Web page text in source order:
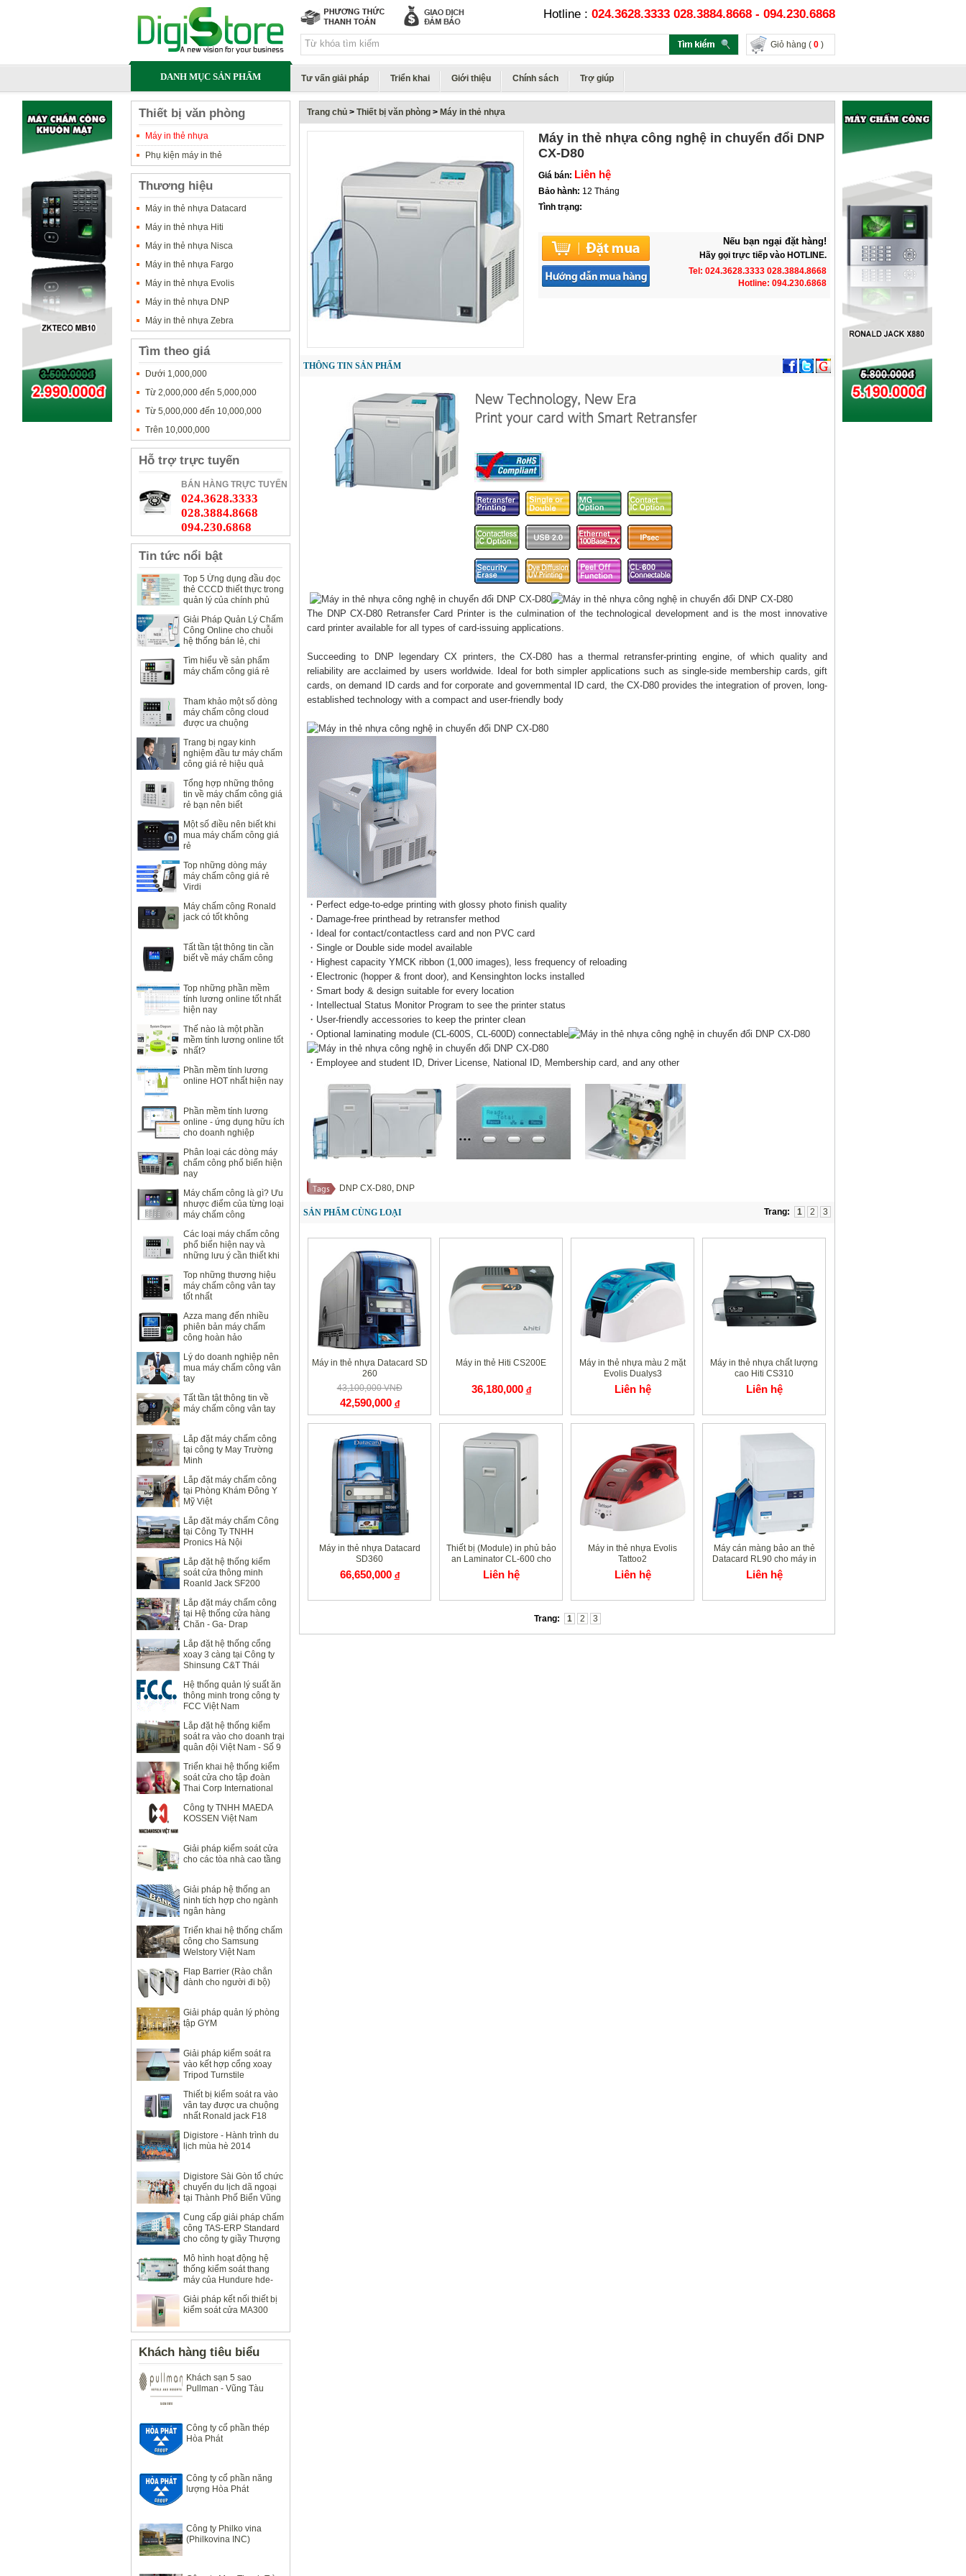
Giỏ hàng ( 0 )
Hotline : 024.3628.3333 028.3884.8668 - 094.230.6868
DANH MỤC SẢN PHẨM Tư vấn giải pháp Triển khai Giới thiệu Chính sách Trợ giúp
Thiết bị văn phòng
Máy in thẻ nhựa
Phụ kiện máy in thẻ
Thương hiệu
Máy in thẻ nhựa Datacard
Máy in thẻ nhựa Hiti
Máy in thẻ nhựa Nisca
Máy in thẻ nhựa Fargo
Máy in thẻ nhựa Evolis
Máy in thẻ nhựa DNP
Máy in thẻ nhựa Zebra
Tìm theo giá
Dưới 1,000,000
Từ 2,000,000 đến 5,000,000
Từ 5,000,000 đến 10,000,000
Trên 10,000,000
Hỗ trợ trực tuyến
BÁN HÀNG TRỰC TUYẾN
024.3628.3333
028.3884.8668
094.230.6868
Tin tức nổi bật
Top 5 Ứng dụng đầu đọc
thẻ CCCD thiết thực trong
quản lý của chính phủ
Giải Pháp Quản Lý Chấm
Công Online cho chuỗi
hệ thống bán lẻ, chi
Tìm hiểu về sản phẩm
máy chấm công giá rẻ
Tham khảo một số dòng
máy chấm công cloud
được ưa chuộng
Trang bị ngay kinh
nghiệm đầu tư máy chấm
công giá rẻ hiệu quả
Tổng hợp những thông
tin về máy chấm công giá
rẻ bạn nên biết
Một số điều nên biết khi
mua máy chấm công giá
rẻ
Top những dòng máy
máy chấm công giá rẻ
Virdi
Máy chấm công Ronald
jack có tốt không
Tất tần tật thông tin cần
biết về máy chấm công
Top những phần mềm
tính lương online tốt nhất
hiện nay
Thế nào là một phần
mềm tính lương online tốt
nhất?
Phần mềm tính lương
online HOT nhất hiện nay
Phần mềm tính lương
online - ứng dụng hữu ích
cho doanh nghiệp
Phân loại các dòng máy
chấm công phổ biến hiện
nay
Máy chấm công là gì? Ưu
nhược điểm của từng loại
máy chấm công
Các loại máy chấm công
phổ biến hiện nay và
những lưu ý cần thiết khi
Top những thương hiệu
máy chấm công vân tay
tốt nhất
Azza mang đến nhiều
phiên bản máy chấm
công hoàn hảo
Lý do doanh nghiệp nên
mua máy chấm công vân
tay
Tất tần tật thông tin về
máy chấm công vân tay
Lắp đặt máy chấm công
tại công ty May Trường
Minh
Lắp đặt máy chấm công
tại Phòng Khám Đông Y
Mỹ Việt
Lắp đặt máy chấm Công
tại Công Ty TNHH
Pronics Hà Nội
Lắp đặt hệ thống kiểm
soát cửa thông minh
Roanld Jack SF200
Lắp đặt máy chấm công
tại Hệ thống cửa hàng
Chăn - Ga- Drap
Lắp đặt hệ thống cổng
xoay 3 càng tại Công ty
Shinsung C&T Thái
Hệ thống quản lý suất ăn
thông minh trong công ty
FCC Việt Nam
Lắp đặt hệ thống kiểm
soát ra vào cho doanh trại
quân đội Việt Nam - Số 9
Triển khai hệ thống kiểm
soát cửa cho tập đoàn
Thai Corp International
Công ty TNHH MAEDA
KOSSEN Việt Nam
Giải pháp kiểm soát cửa
cho các tòa nhà cao tầng
Giải pháp hệ thống an
ninh tích hợp cho ngành
ngân hàng
Triển khai hệ thống chấm
công cho Samsung
Welstory Việt Nam
Flap Barrier (Rào chắn
dành cho người đi bộ)
Giải pháp quản lý phòng
tập GYM
Giải pháp kiểm soát ra
vào kết hợp cổng xoay
Tripod Turnstile
Thiết bị kiểm soát ra vào
vân tay được ưa chuộng
nhất Ronald jack F18
Digistore - Hành trình du
lịch mùa hè 2014
Digistore Sài Gòn tổ chức
chuyến du lịch dã ngoại
tại Thành Phố Biển Vũng
Cung cấp giải pháp chấm
công TAS-ERP Standard
cho công ty giầy Thượng
Mô hình hoạt động hệ
thống kiểm soát thang
máy của Hundure hde-
Giải pháp kết nối thiết bị
kiểm soát cửa MA300
Khách hàng tiêu biểu
Khách sạn 5 sao
Pullman - Vũng Tàu
Công ty cổ phần thép
Hòa Phát
Công ty cổ phần năng
lượng Hòa Phát
Công ty Philko vina
(Philkovina INC)
Trang chủ > Thiết bị văn phòng > Máy in thẻ nhựa
Máy in thẻ nhựa công nghệ in chuyển đổi DNP
CX-D80
Giá bán: Liên hệ
Bảo hành: 12 Tháng
Tình trạng:
Nếu bạn ngại đặt hàng!
Hãy gọi trực tiếp vào HOTLINE.
Tel: 024.3628.3333 028.3884.8668
Hotline: 094.230.6868
THÔNG TIN SẢN PHẨM
The DNP CX-D80 Retransfer Card Printer is the culmination of the technological development and is the most innovative
card printer available for all types of card-issuing applications.
Succeeding to DNP legendary CX printers, the CX-D80 has a thermal retransfer-printing engine, of which quality and
reliability are acclaimed by users worldwide. Ideal for both simpler applications such as single-side membership cards, gift
cards, on demand ID cards and for corporate and governmental ID card, the CX-D80 provides the integration of proven, long-
established technology with a compact and user-friendly body
・Perfect edge-to-edge printing with glossy photo finish quality
・Damage-free printhead by retransfer method
・Ideal for contact/contactless card and non PVC card
・Single or Double side model available
・Highest capacity YMCK ribbon (1,000 images), less frequency of reloading
・Electronic (hopper & front door), and Kensinghton locks installed
・Smart body & design suitable for every location
・Intellectual Status Monitor Program to see the printer status
・User-friendly accessories to keep the printer clean
・Optional laminating module (CL-600S, CL-600D) connectable
・Employee and student ID, Driver License, National ID, Membership card, and any other
DNP CX-D80, DNP
Trang: 1 2 3
SẢN PHẨM CÙNG LOẠI
Máy in thẻ nhựa Datacard SD
260
43,100,000 VNĐ
42,590,000 đ
Máy in thẻ Hiti CS200E
36,180,000 đ
Máy in thẻ nhựa màu 2 mặt
Evolis Dualys3
Liên hệ
Máy in thẻ nhựa chất lượng
cao Hiti CS310
Liên hệ
Máy in thẻ nhựa Datacard
SD360
66,650,000 đ
Thiết bị (Module) in phủ bảo
an Laminator CL-600 cho
máy in thẻ nhựa DNP CX-D80
Liên hệ
Máy in thẻ nhựa Evolis
Tattoo2
Liên hệ
Máy cán màng bảo an thẻ
Datacard RL90 cho máy in
thẻ Datacard RP90
Liên hệ
Trang: 1 2 3